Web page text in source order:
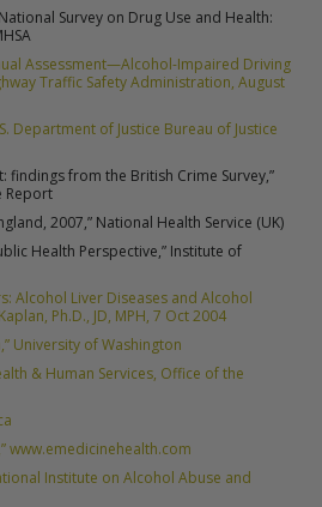
Survey on Drug Use and Health:
Assessment—Alcohol-Impaired Driving
Traffic Safety Administration, August
Department of Justice Bureau of Justice
findings from the British Crime Survey,”
Report
2007,” National Health Service (UK)
Health Perspective,” Institute of
Alcohol Liver Diseases and Alcohol
Ph.D., JD, MPH, 7 Oct 2004
University of Washington
& Human Services, Office of the
www.emedicinehealth.com
Institute on Alcohol Abuse and